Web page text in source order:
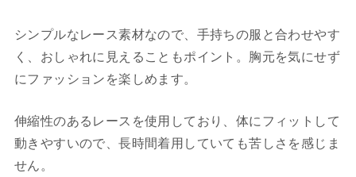
シンプルなレース素材なので、手持ちの服と合わせやす
く、おしゃれに見えることもポイント。胸元を気にせず
にファッションを楽しめます。
伸縮性のあるレースを使用しており、体にフィットして
動きやすいので、長時間着用していても苦しさを感じま
せん。